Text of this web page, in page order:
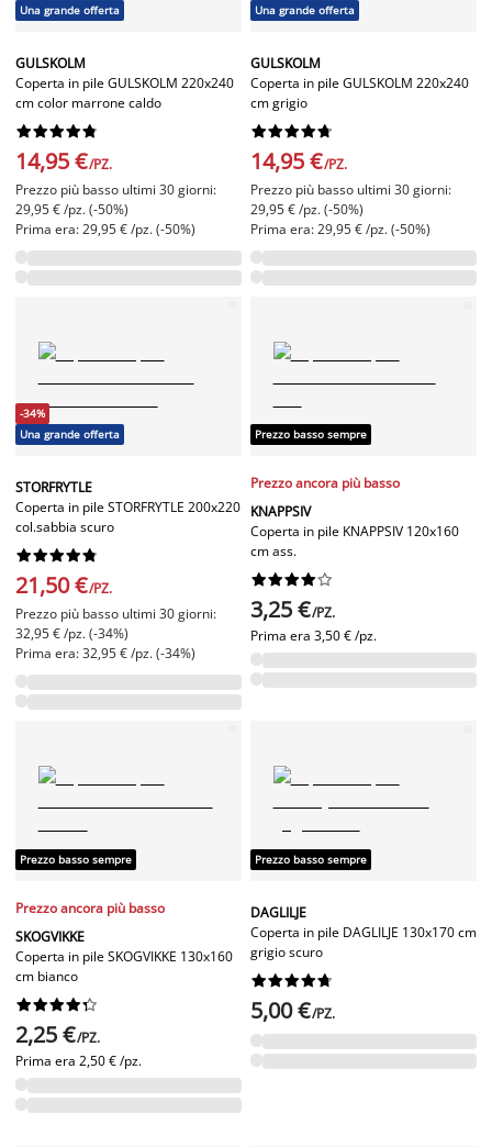
Una grande offerta
GULSKOLM
Coperta in pile GULSKOLM 220x240
cm color marrone caldo






14,95 €/PZ.
Prezzo più basso ultimi 30 giorni:
29,95 € /pz. (-50%)
Prima era: 29,95 € /pz. (-50%)
Una grande offerta
GULSKOLM
Coperta in pile GULSKOLM 220x240
cm grigio






14,95 €/PZ.
Prezzo più basso ultimi 30 giorni:
29,95 € /pz. (-50%)
Prima era: 29,95 € /pz. (-50%)
-34%
Una grande offerta
STORFRYTLE
Coperta in pile STORFRYTLE 200x220
col.sabbia scuro






21,50 €/PZ.
Prezzo più basso ultimi 30 giorni:
32,95 € /pz. (-34%)
Prima era: 32,95 € /pz. (-34%)
Prezzo basso sempre
Prezzo ancora più basso
KNAPPSIV
Coperta in pile KNAPPSIV 120x160
cm ass.






3,25 €/PZ.
Prima era 3,50 € /pz.
Prezzo basso sempre
Prezzo ancora più basso
SKOGVIKKE
Coperta in pile SKOGVIKKE 130x160
cm bianco






2,25 €/PZ.
Prima era 2,50 € /pz.
Prezzo basso sempre
DAGLILJE
Coperta in pile DAGLILJE 130x170 cm
grigio scuro






5,00 €/PZ.